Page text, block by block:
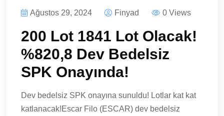
Ağustos 29, 2024 Finyad 0 Views
200 Lot 1841 Lot Olacak!
%820,8 Dev Bedelsiz
SPK Onayında!
Dev bedelsiz SPK onayına sunuldu! Lotlar kat kat
katlanacak!Escar Filo (ESCAR) dev bedelsiz